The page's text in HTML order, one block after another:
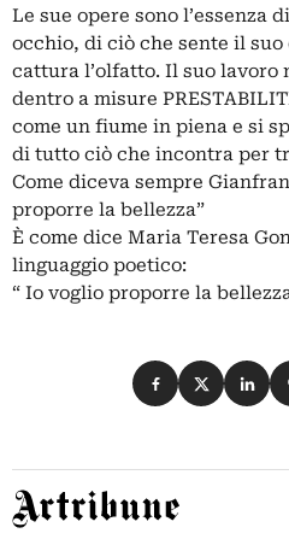
Le sue opere sono l’essenza
occhio, di ciò che sente il
cattura l’olfatto. Il suo lavoro
dentro a misure
come un fiume in piena e si
di tutto ciò che incontra per
Come diceva sempre
proporre la bellezza”
È come dice Maria Teresa
linguaggio poetico:
“ Io voglio proporre la
Condividi su
Condividi
Artribune